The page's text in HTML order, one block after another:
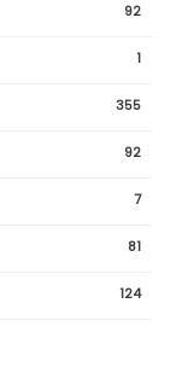
92
1
355
92
7
81
124